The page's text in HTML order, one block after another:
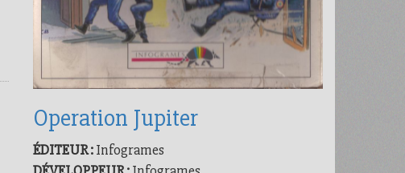
Operation Jupiter
ÉDITEUR :Infogrames